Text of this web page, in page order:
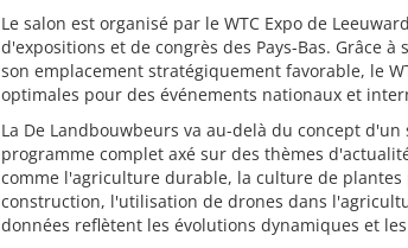
Le salon est organisé par le WTC Expo de
d'expositions et de congrès des Pays-Bas. Grâce
son emplacement stratégiquement favorable, le
optimales pour des événements nationaux et
La De Landbouwbeurs va au-delà du concept
programme complet axé sur des thèmes
comme l'agriculture durable, la culture de
construction, l'utilisation de drones dans
données reflètent les évolutions dynamiques et